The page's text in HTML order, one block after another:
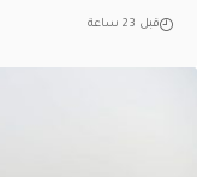
قبل 23 ساعة